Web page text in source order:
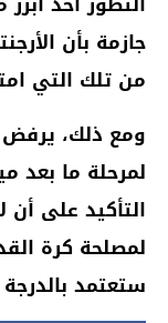
جازمة بأن
من تلك التي
ومع ذلك، يرفض
لمرحلة ما بعد
التأكيد على
لمصلحة كرة
ستعتمد